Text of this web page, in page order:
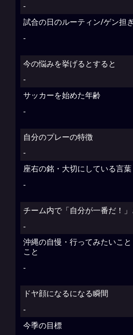
-
試合の日のルーティン/ゲン担
-
今の悩みを挙げるとすると
-
サッカーを始めた年齢
-
自分のプレーの特徴
-
座右の銘・大切にしている言葉
-
チーム内で「自分が一番だ！
-
沖縄の自慢・行ってみたいこ
こと
-
ドヤ顔になるになる瞬間
-
今季の目標